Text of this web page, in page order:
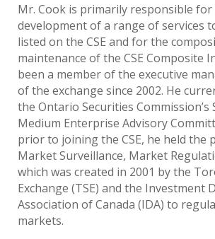
Mr. Cook is primarily responsible for
development of a range of services
listed on the CSE and for the
maintenance of the CSE Composite
been a member of the executive
of the exchange since 2002. He
the Ontario Securities Commission’s
Medium Enterprise Advisory
prior to joining the CSE, he held the
Market Surveillance, Market
which was created in 2001 by the
Exchange (TSE) and the Investment
Association of Canada (IDA) to
markets.